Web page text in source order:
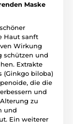
Maske
Haut sanft
Wirkung
schützen und
Extrakte
(Ginkgo biloba)
die die
und
zu
und
Ein weiterer